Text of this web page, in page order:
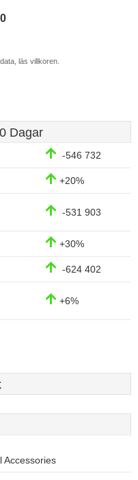
läs villkoren.
Dagar
-546 732
+20%
-531 903
+30%
-624 402
+6%
Accessories